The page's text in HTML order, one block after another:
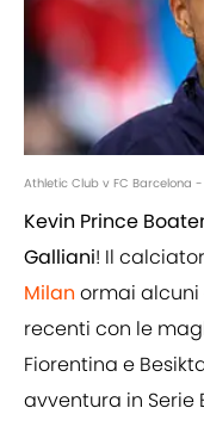
Athletic Club v FC Barcelona
Kevin Prince
Galliani! Il
Milan ormai alcuni
recenti con le
Fiorentina e
avventura in Serie